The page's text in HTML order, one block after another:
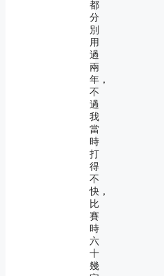
都
分
別
用
過
兩
年，
不
過
我
當
時
打
得
不
快，
比
賽
時
六
十
幾